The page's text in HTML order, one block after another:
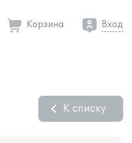
Корзина Вход
К списку